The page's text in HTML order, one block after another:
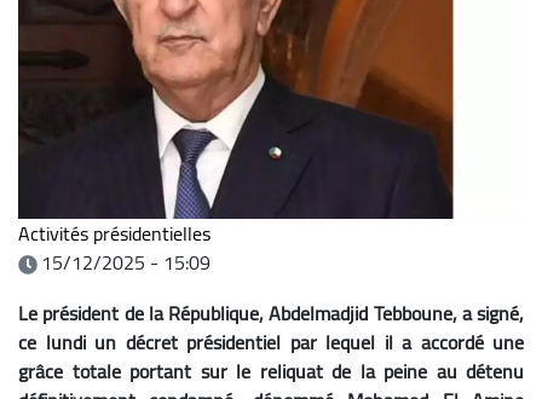
Activités présidentielles
15/12/2025 - 15:09
Le président de la République, Abdelmadjid Tebboune, a signé,
ce lundi un décret présidentiel par lequel il a accordé une
grâce totale portant sur le reliquat de la peine au détenu